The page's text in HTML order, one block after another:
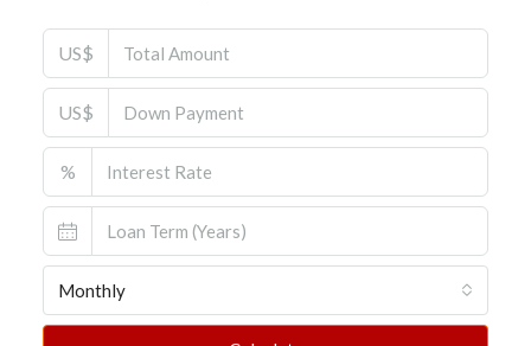
US$
US$
%
Monthly